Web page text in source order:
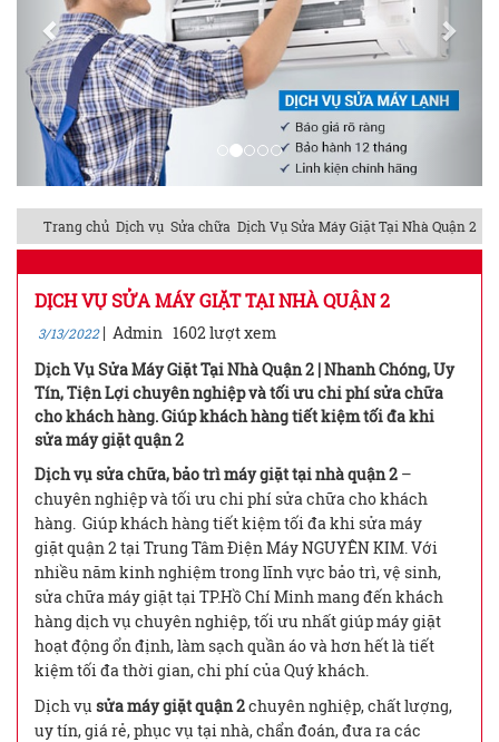
Trang chủ Dịch vụ Sửa chữa Dịch Vụ Sửa Máy Giặt Tại Nhà Quận 2
DỊCH VỤ SỬA MÁY GIẶT TẠI NHÀ QUẬN 2
3/13/2022| Admin 1602 lượt xem
Dịch Vụ Sửa Máy Giặt Tại Nhà Quận 2 | Nhanh Chóng, Uy
Tín, Tiện Lợi chuyên nghiệp và tối ưu chi phí sửa chữa
cho khách hàng. Giúp khách hàng tiết kiệm tối đa khi
sửa máy giặt quận 2
Dịch vụ sửa chữa, bảo trì máy giặt tại nhà quận 2 –
chuyên nghiệp và tối ưu chi phí sửa chữa cho khách
hàng. Giúp khách hàng tiết kiệm tối đa khi sửa máy
giặt quận 2 tại Trung Tâm Điện Máy NGUYÊN KIM. Với
nhiều năm kinh nghiệm trong lĩnh vực bảo trì, vệ sinh,
sửa chữa máy giặt tại TP.Hồ Chí Minh mang đến khách
hàng dịch vụ chuyên nghiệp, tối ưu nhất giúp máy giặt
hoạt động ổn định, làm sạch quần áo và hơn hết là tiết
kiệm tối đa thời gian, chi phí của Quý khách.
Dịch vụ sửa máy giặt quận 2chuyên nghiệp, chất lượng,
uy tín, giá rẻ, phục vụ tại nhà, chẩn đoán, đưa ra các